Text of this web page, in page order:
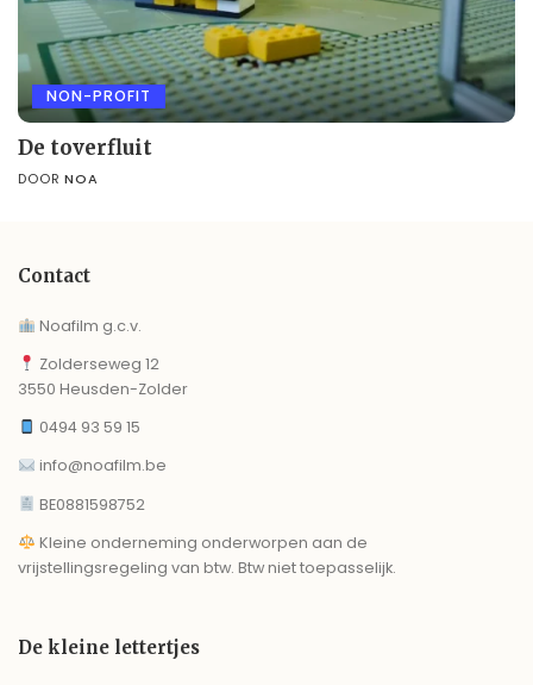
NON-PROFIT
De toverfluit
DOOR NOA
Contact
Noafilm g.c.v.
Zolderseweg 12
3550 Heusden-Zolder
0494 93 59 15
info@noafilm.be
BE0881598752
Kleine onderneming onderworpen aan de
vrijstellingsregeling van btw. Btw niet toepasselijk.
De kleine lettertjes